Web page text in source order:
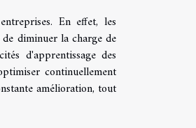
En effet, les
diminuer la charge de
d'apprentissage des
continuellement
amélioration, tout